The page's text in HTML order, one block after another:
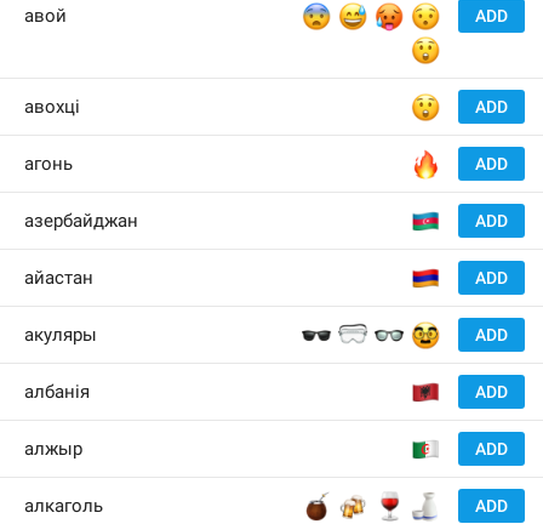
ADD
😨
😅
🥵
😯
😲
авой
ADD
😲
авохці
ADD
🔥
агонь
ADD
азербайджан
ADD
айастан
ADD
🕶
🥽
👓
🥸
акуляры
ADD
албанія
ADD
алжыр
ADD
🧉
🍻
🍷
🍶
алкаголь